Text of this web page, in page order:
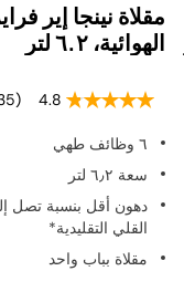
مقلاة نينجا إير
الهوائية، ٦.٢ لتر
4.8
(435)
٦ وظائف طهي
سعة ٦٫٢ لتر
القلي التقليدية*
مقلاة بباب واحد